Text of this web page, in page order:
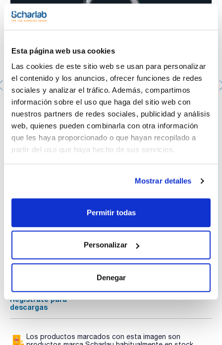
Esta página web usa cookies
Las cookies de este sitio web se usan para personalizar
el contenido y los anuncios, ofrecer funciones de redes
sociales y analizar el tráfico. Además, compartimos
información sobre el uso que haga del sitio web con
nuestros partners de redes sociales, publicidad y análisis
web, quienes pueden combinarla con otra información
que les haya proporcionado o que hayan recopilado a
partir del uso que haya hecho de sus servicios.
Mostrar detalles
Permitir todas
Personalizar
Denegar
- Interior y carcasa exterior de acero inoxidable de alta
calidad, resistente a la corrosión y fácil de limpiar.
- Incluye tapa tejadillo
tapa plana y tapa tejadillo, unidad de agitación, rejilla de
fondo, gradillas...
- Voltaje: 230 V, 50/60 Hz
Frascos ISO transparente, retrace code y doble escala
graduada. SCHARLAU. Cap. (ml): 250. Rosca ISO: GL45,
con tapón y anillo de vertido color azul
1033799006
Envase: x 10 u.
Mi precio: Comprar
Documentación técnica
Regístrate para
Regístrate para
descargas
Regístrate para
descargas
Los productos marcados con esta imagen son